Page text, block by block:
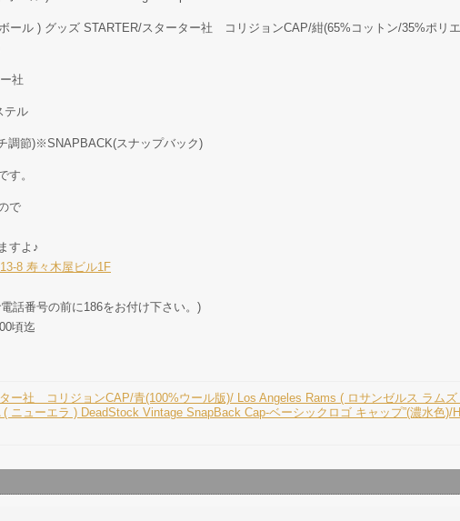
ール ) グッズ STARTER/スターター社 コリジョンCAP/紺(65%コットン/35%ポリ
社
テル
調節)※SNAPBACK(スナップバック)
す。
で
すよ♪
8 寿々木屋ビル1F
話番号の前に186をお付け下さい。)
頃迄
ー社 コリジョンCAP/青(100%ウール版)/ Los Angeles Rams ( ロサンゼルス ラムズ
( ニューエラ ) DeadStock Vintage SnapBack Cap-ベーシックロゴ キャップ”(濃水色)/